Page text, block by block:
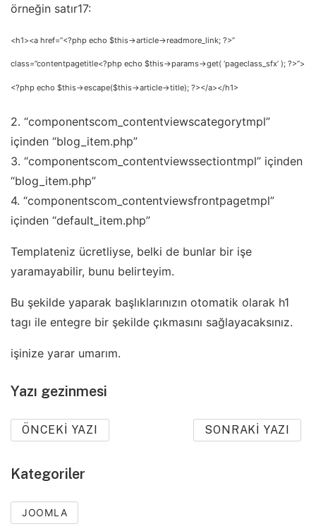
örneğin satır17:
<h1><a href=”<?php echo $this->article->readmore_link; ?>”
class=”contentpagetitle<?php echo $this->params->get( ‘pageclass_sfx’ ); ?>”>
<?php echo $this->escape($this->article->title); ?></a></h1>
2. “componentscom_contentviewscategorytmpl”
içinden “blog_item.php”
3. “componentscom_contentviewssectiontmpl” içinden
“blog_item.php”
4. “componentscom_contentviewsfrontpagetmpl”
içinden “default_item.php”
Templateniz ücretliyse, belki de bunlar bir işe
yaramayabilir, bunu belirteyim.
Bu şekilde yaparak başlıklarınızın otomatik olarak h1
tagı ile entegre bir şekilde çıkmasını sağlayacaksınız.
işinize yarar umarım.
Yazı gezinmesi
ÖNCEKI YAZI SONRAKI YAZI
Kategoriler
JOOMLA